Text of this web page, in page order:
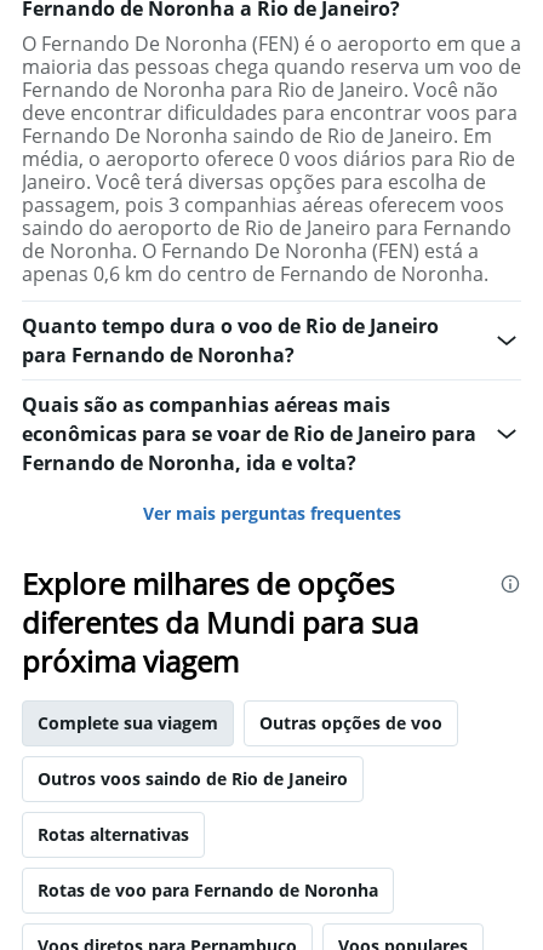
Fernando de Noronha a Rio de Janeiro?
O Fernando De Noronha (FEN) é o aeroporto em que a
maioria das pessoas chega quando reserva um voo de
Fernando de Noronha para Rio de Janeiro. Você não
deve encontrar dificuldades para encontrar voos para
Fernando De Noronha saindo de Rio de Janeiro. Em
média, o aeroporto oferece 0 voos diários para Rio de
Janeiro. Você terá diversas opções para escolha de
passagem, pois 3 companhias aéreas oferecem voos
saindo do aeroporto de Rio de Janeiro para Fernando
de Noronha. O Fernando De Noronha (FEN) está a
apenas 0,6 km do centro de Fernando de Noronha.
Quanto tempo dura o voo de Rio de Janeiro
para Fernando de Noronha?
Quais são as companhias aéreas mais
econômicas para se voar de Rio de Janeiro para
Fernando de Noronha, ida e volta?
Ver mais perguntas frequentes
Explore milhares de opções
diferentes da Mundi para sua
próxima viagem
Complete sua viagem Outras opções de voo
Outros voos saindo de Rio de Janeiro
Rotas alternativas
Rotas de voo para Fernando de Noronha